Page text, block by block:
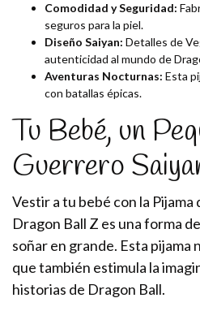
Comodidad y Seguridad:
seguros para la piel.
Diseño Saiyan: Detalles de
autenticidad al mundo de
Aventuras Nocturnas: Esta
con batallas épicas.
Tu Bebé, un
Guerrero
Vestir a tu bebé con la Pijama
Dragon Ball Z es una forma
soñar en grande. Esta pijama
que también estimula la
historias de Dragon Ball.